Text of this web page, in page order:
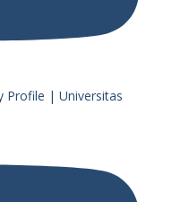
Profile | Universitas